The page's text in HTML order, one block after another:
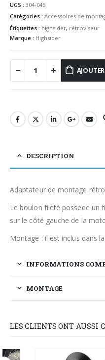
UGS : 304-045
Catégories : Accessoires de
Étiquettes : highsider, rétroviseur
Marque : Highsider
DESCRIPTION
Adaptateur de montage
Le boulon fileté possède un
sur le côté gauche de la
Montage : il est inclus dans
INFORMATIONS
MONTAGE
LES CLIENTS ONT AUSSI